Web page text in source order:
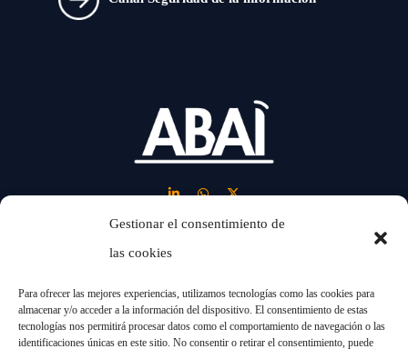
Gestionar el consentimiento de
las cookies
Para ofrecer las mejores experiencias, utilizamos tecnologías como las cookies para
almacenar y/o acceder a la información del dispositivo. El consentimiento de estas
tecnologías nos permitirá procesar datos como el comportamiento de navegación o las
identificaciones únicas en este sitio. No consentir o retirar el consentimiento, puede
LINKS
Nosotros Industrias